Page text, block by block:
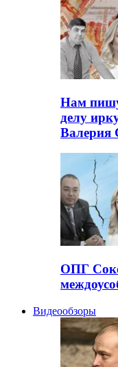
Нам
делу
Валерия
ОПГ
Видеообзоры